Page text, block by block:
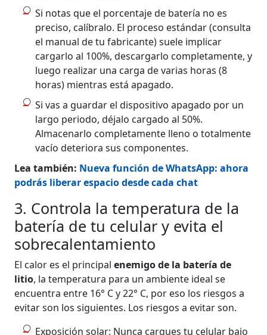
Si notas que el porcentaje de batería no es
preciso, calíbralo. El proceso estándar (consulta
el manual de tu fabricante) suele implicar
cargarlo al 100%, descargarlo completamente, y
luego realizar una carga de varias horas (8
horas) mientras está apagado.
Si vas a guardar el dispositivo apagado por un
largo periodo, déjalo cargado al 50%.
Almacenarlo completamente lleno o totalmente
vacío deteriora sus componentes.
Lea también: Nueva función de WhatsApp: ahora
podrás liberar espacio desde cada chat
3. Controla la temperatura de la
batería de tu celular y evita el
sobrecalentamiento
El calor es el principalenemigo de la batería de
litio, la temperatura para un ambiente ideal se
encuentra entre 16° C y 22° C, por eso los riesgos a
evitar son los siguientes. Los riesgos a evitar son.
Exposición solar: Nunca cargues tu celular bajo